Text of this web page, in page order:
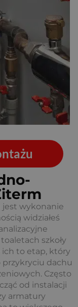
wykonanie
widziałeś
szkoły
ich to etap, który
dachu
Często
od instalacji
armatury